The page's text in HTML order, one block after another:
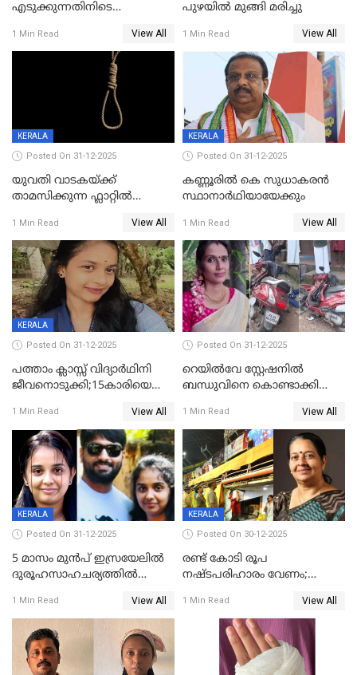
എടുക്കുന്നതിനിടെ
വധശ്രമക്കേസ് പ്രതി പിടിയിൽ
1 Min Read View All
പുഴയിൽ മുങ്ങി മരിച്ചു
1 Min Read View All
KERALA
Posted On 31-12-2025
യുവതി വാടകയ്ക്ക്
താമസിക്കുന്ന ഫ്ലാറ്റില്‍
സംഭവം കൈതപ്പൊയിലില്‍
1 Min Read View All
KERALA
Posted On 31-12-2025
കണ്ണൂരിൽ കെ സുധാകരൻ
സ്ഥാനാർഥിയായേക്കും
1 Min Read View All
KERALA
Posted On 31-12-2025
പത്താം ക്ലാസ്സ് വിദ്യാര്‍ഥിനി
ജീവനൊടുക്കി;15കാരിയെ
കിടപ്പുമുറിയില്‍ തൂങ്ങി മരിച്ച
നിലയിൽ
1 Min Read View All
Posted On 31-12-2025
റെയിൽവേ സ്റ്റേഷനിൽ
ബന്ധുവിനെ കൊണ്ടാക്കി
ലോറി സ്കൂട്ടറിൽ ഇടിച്ചു :
യുവതിക്ക് ദാരുണാന്ത്യം
1 Min Read View All
KERALA
Posted On 31-12-2025
5 മാസം മുൻപ് ഇസ്രയേലിൽ
ദുരൂഹസാഹചര്യത്തിൽ
മലയാളി യുവാവിന്റെ ഭാര്യയും
മരിച്ചു
1 Min Read View All
KERALA
Posted On 30-12-2025
രണ്ട് കോടി രൂപ
നഷ്ടപരിഹാരം വേണം;
നോട്ടീസയച്ച് ഉമാ തോമസ്
1 Min Read View All